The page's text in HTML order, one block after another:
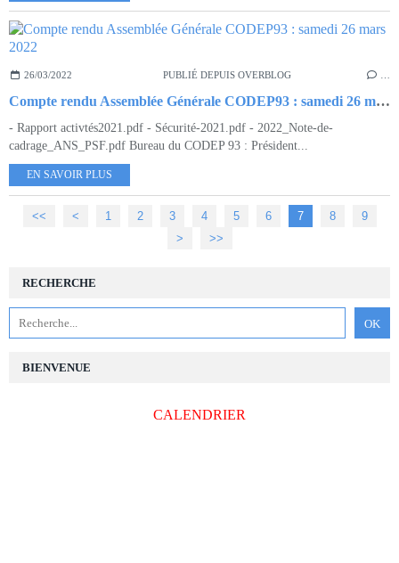
26/03/2022 PUBLIÉ DEPUIS OVERBLOG
Compte rendu Assemblée Générale CODEP93 : samedi 26 mars 2022
- Rapport activtés2021.pdf - Sécurité-2021.pdf - 2022_Note-de-
cadrage_ANS_PSF.pdf Bureau du CODEP 93 : Président...
EN SAVOIR PLUS
<< < 1 2 3 4 5 6 7 8
9
>
>>
RECHERCHE
BIENVENUE
CALENDRIER